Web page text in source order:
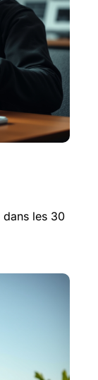
dans les 30